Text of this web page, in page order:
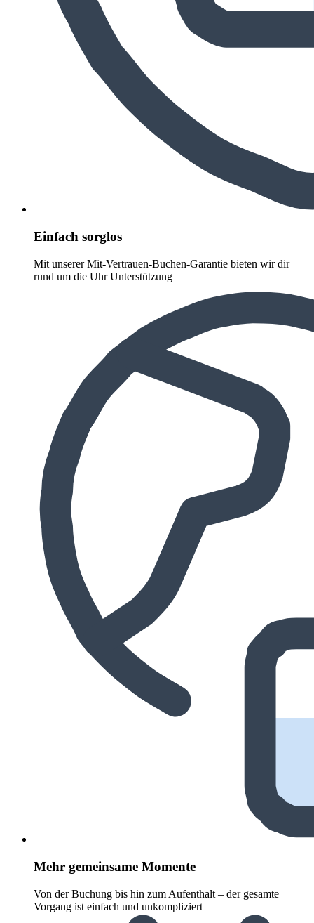
Einfach sorglos
Mit unserer Mit-Vertrauen-Buchen-Garantie bieten wir dir
rund um die Uhr Unterstützung
Mehr gemeinsame Momente
Von der Buchung bis hin zum Aufenthalt – der gesamte
Vorgang ist einfach und unkompliziert